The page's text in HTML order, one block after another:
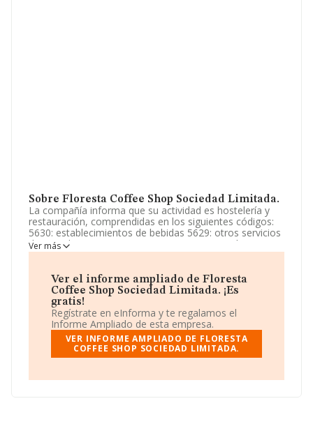
Sobre Floresta Coffee Shop Sociedad Limitada.
La compañía informa que su actividad es hostelería y
restauración, comprendidas en los siguientes códigos:
5630: establecimientos de bebidas 5629: otros servicios
de comidas. La empresa aparece inscrita en el Registro
Mercantil como Sociedad Limitada. La actividad de
bebidas', cuyo Código es 5630. La empresa no tiene
actividad en mercados exteriores.
Ha habido un incremento en cuanto al número de
empleados y teniendo en cuenta la información
disponible en INFORMA, ha dispuesto de un número de
empleados por encima de la media de sector.
INFORMA, atendiendo a los niveles de facturación de la
Ver más
Ver el informe ampliado de Floresta
Coffee Shop Sociedad Limitada. ¡Es
gratis!
Regístrate en eInforma y te regalamos el
Informe Ampliado de esta empresa.
VER INFORME AMPLIADO DE FLORESTA
COFFEE SHOP SOCIEDAD LIMITADA.